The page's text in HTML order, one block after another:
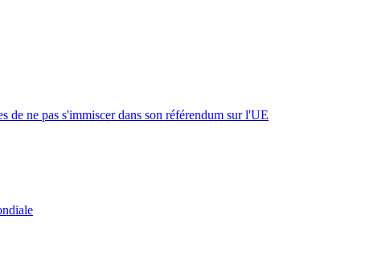
ne pas s'immiscer dans son référendum sur l'UE